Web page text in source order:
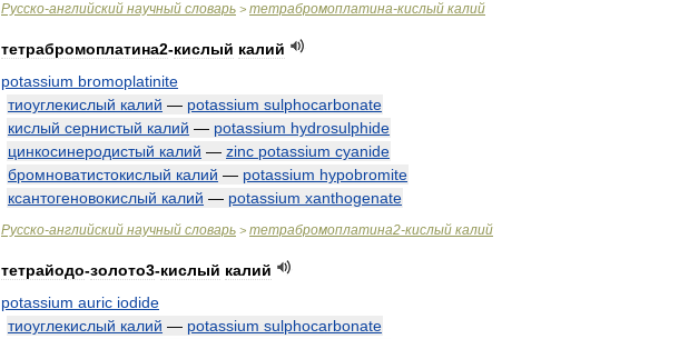
Русско-английский научный словарь > тетрабромоплатина-кислый калий
тетрабромоплатина2-кислый калий
potassium bromoplatinite
тиоуглекислый калий — potassium sulphocarbonate
кислый сернистый калий — potassium hydrosulphide
цинкосинеродистый калий — zinc potassium cyanide
бромноватистокислый калий — potassium hypobromite
ксантогеновокислый калий — potassium xanthogenate
Русско-английский научный словарь > тетрабромоплатина2-кислый калий
тетрайодо-золото3-кислый калий
potassium auric iodide
тиоуглекислый калий — potassium sulphocarbonate